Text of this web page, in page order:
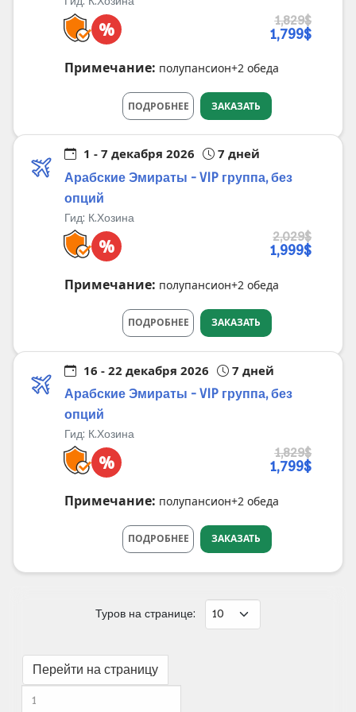
% 1,829$
1,799$
Примечание: полупансион+2 обеда
ПОДРОБНЕЕ ЗАКАЗАТЬ
1 - 7 декабря 2026 7 дней
Арабские Эмираты - VIP группа, без
опций
Гид: К.Хозина
% 2,029$
1,999$
Примечание: полупансион+2 обеда
ПОДРОБНЕЕ ЗАКАЗАТЬ
16 - 22 декабря 2026 7 дней
Арабские Эмираты - VIP группа, без
опций
Гид: К.Хозина
% 1,829$
1,799$
Примечание: полупансион+2 обеда
ПОДРОБНЕЕ ЗАКАЗАТЬ
Туров на странице:
Перейти на страницу